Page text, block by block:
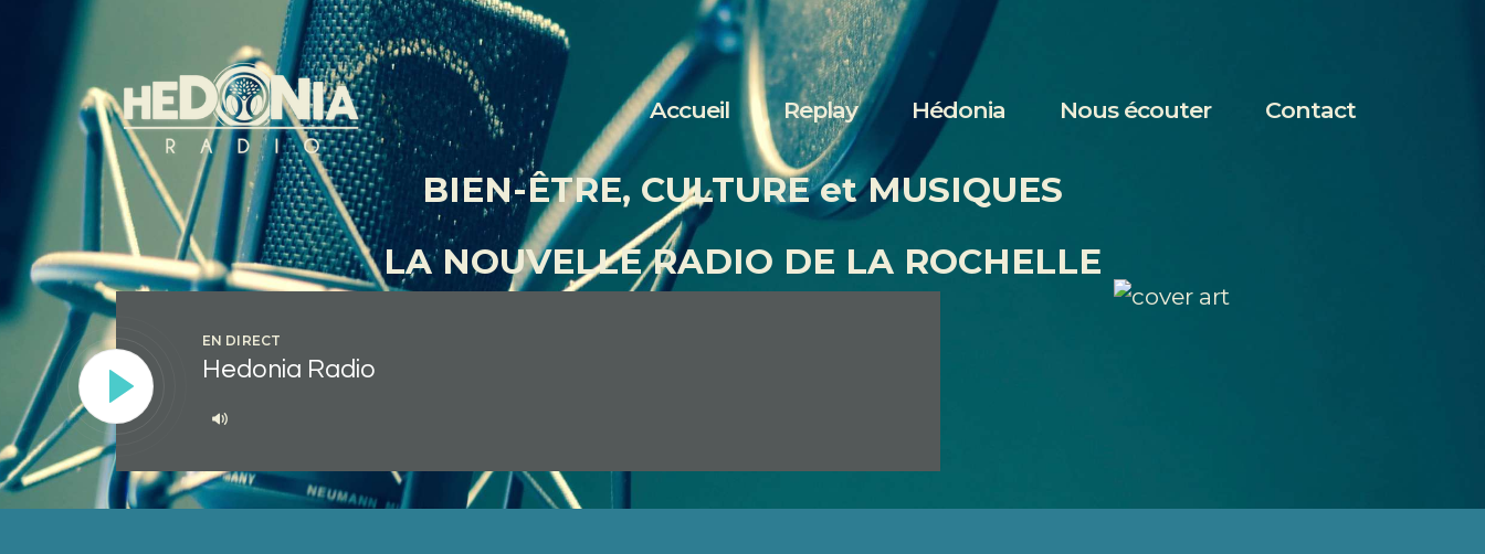
Accueil Replay Hédonia Nous écouter Contact
BIEN-ÊTRE, CULTURE et MUSIQUES
LA NOUVELLE RADIO DE LA ROCHELLE
EN DIRECT
Hedonia Radio
Lecteur
Accueil
Replay
Hédonia
Nous écouter